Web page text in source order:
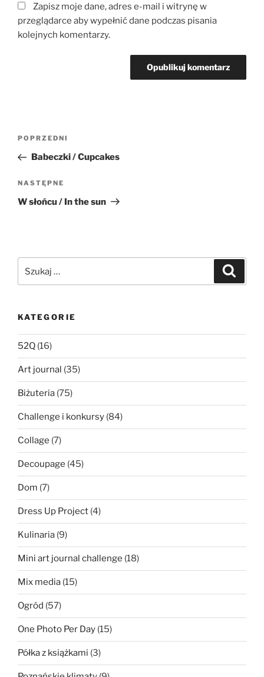
Zapisz moje dane, adres e-mail i witrynę w
przeglądarce aby wypełnić dane podczas pisania
kolejnych komentarzy.
Nawigacja
Poprzedni
wpis
POPRZEDNI
Babeczki / Cupcakes
Następny
wpis
NASTĘPNE
W słońcu / In the sun
KATEGORIE
52Q (16)
Art journal (35)
Biżuteria (75)
Challenge i konkursy (84)
Collage (7)
Decoupage (45)
Dom (7)
Dress Up Project (4)
Kulinaria (9)
Mini art journal challenge (18)
Mix media (15)
Ogród (57)
One Photo Per Day (15)
Półka z książkami (3)